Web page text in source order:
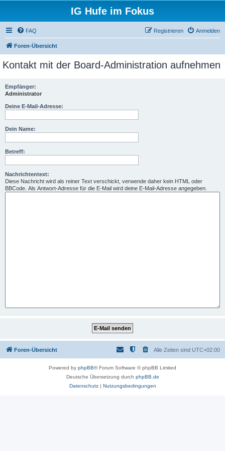
IG Hufe im Fokus
FAQ Anmelden
Registrieren
Foren-Übersicht
Kontakt mit der Board-Administration aufnehmen
Empfänger:
Administrator
Deine E-Mail-Adresse:
Dein Name:
Betreff:
Nachrichtentext:
Diese Nachricht wird als reiner Text verschickt, verwende daher kein HTML oder
BBCode. Als Antwort-Adresse für die E-Mail wird deine E-Mail-Adresse angegeben.
Foren-Übersicht Alle Zeiten sind UTC+02:00
Powered by phpBB® Forum Software © phpBB Limited
Deutsche Übersetzung durch phpBB.de
Datenschutz| Nutzungsbedingungen